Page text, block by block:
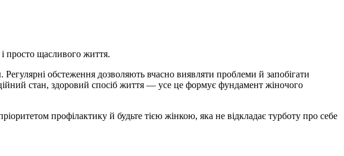
і просто щасливого життя.
. Регулярні обстеження дозволяють вчасно виявляти проблеми й запобігати
стан, здоровий спосіб життя — усе це формує фундамент жіночого
профілактику й будьте тією жінкою, яка не відкладає турботу про себе